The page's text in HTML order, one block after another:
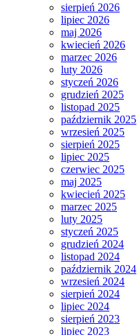
sierpień 2026
lipiec 2026
maj 2026
kwiecień 2026
marzec 2026
luty 2026
styczeń 2026
grudzień 2025
listopad 2025
październik 2025
wrzesień 2025
sierpień 2025
lipiec 2025
czerwiec 2025
maj 2025
kwiecień 2025
marzec 2025
luty 2025
styczeń 2025
grudzień 2024
listopad 2024
październik 2024
wrzesień 2024
sierpień 2024
lipiec 2024
sierpień 2023
lipiec 2023